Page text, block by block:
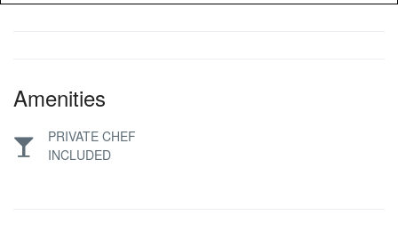
Amenities
PRIVATE CHEF
INCLUDED